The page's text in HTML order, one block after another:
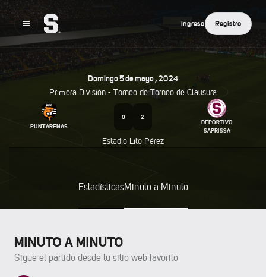
Ingreso Registro
Domingo5DeMayo,2024
Primera División - Torneo deTorneo de Clausura
PUNTARENAS
0 2
DEPORTIVO
SAPRISSA
Estadio Lito Pérez
EstadísticasMinuto a Minuto
MINUTO A MINUTO
Sigue el partido desde tu sitio web favorito